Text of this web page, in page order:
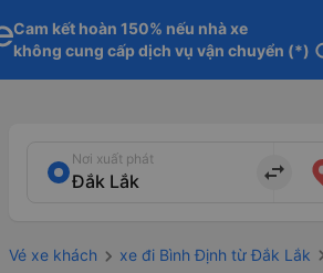
Cam kết hoàn 150% nếu nhà xe
không cung cấp dịch vụ vận chuyển (*)
Nơi xuất phát
import_export
Vé xe khách xe đi Bình Định từ Đắk Lắk